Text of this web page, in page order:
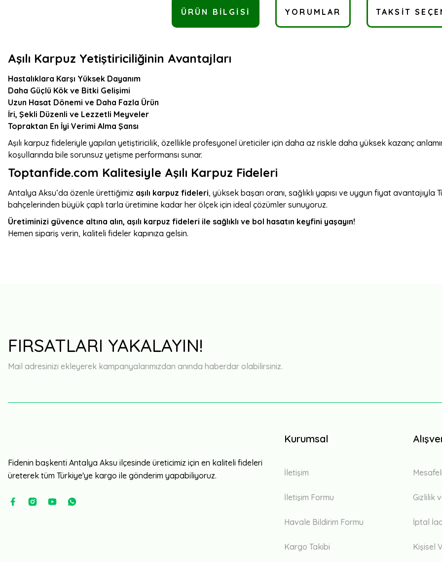
ÜRÜN BILGISI YORUMLAR TAKSIT
Aşılı Karpuz Yetiştiriciliğinin Avantajları
Hastalıklara Karşı Yüksek Dayanım
Daha Güçlü Kök ve Bitki Gelişimi
Uzun Hasat Dönemi ve Daha Fazla Ürün
İri, Şekli Düzenli ve Lezzetli Meyveler
Topraktan En İyi Verimi Alma Şansı
Aşılı karpuz fideleriyle yapılan yetiştiricilik, özellikle profesyonel üreticiler için daha az riskle daha yüksek kazanç
koşullarında bile sorunsuz yetişme performansı sunar.
Toptanfide.com Kalitesiyle Aşılı Karpuz Fideleri
Antalya Aksu’da özenle ürettiğimiz aşılı karpuz fideleri, yüksek başarı oranı, sağlıklı yapısı ve uygun fiyat avantajıyla
bahçelerinden büyük çaplı tarla üretimine kadar her ölçek için ideal çözümler sunuyoruz.
Üretiminizi güvence altına alın, aşılı karpuz fideleri ile sağlıklı ve bol hasatın keyfini yaşayın!
Hemen sipariş verin, kaliteli fideler kapınıza gelsin.
Gönül rahatlığıyla alabilirsiniz
hüseyin yedikardeş | 21/05/2026 | 98 Fideli Viyol
Yorum Yaz
FIRSATLARI YAKALAYIN!
Mail adresinizi ekleyerek kampanyalarımızdan anında haberdar olabilirsiniz.
Fidenin başkenti Antalya Aksu ilçesinde üreticimiz için en kaliteli fideleri
üreterek tüm Türkiye'ye kargo ile gönderim yapabiliyoruz.
Kurumsal
İletişim
İletişim Formu
Havale Bildirim Formu
Kargo Takibi
Gizlilik
İptal
Kişisel